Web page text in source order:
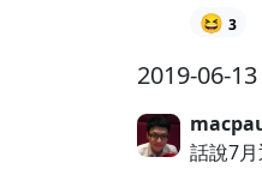
😆 3
2019-06-13
話說7